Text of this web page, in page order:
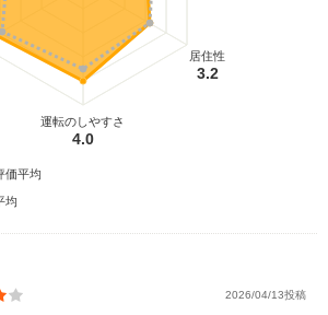
居住性
3.2
運転のしやすさ
4.0
価平均
均
2026/04/13投稿